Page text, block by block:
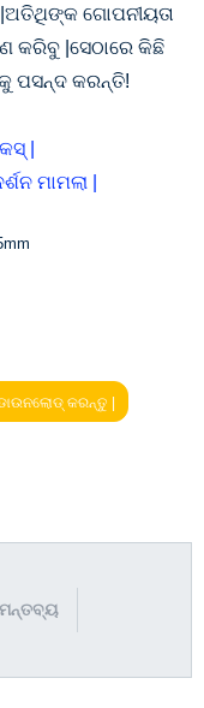
ଗୋପନୀୟତା
କରିବୁ |ସେଠାରେ କିଛି
ପସନ୍ଦ କରନ୍ତି!
|
ମାମଲା |
କରନ୍ତୁ |
ମନ୍ତବ୍ୟ